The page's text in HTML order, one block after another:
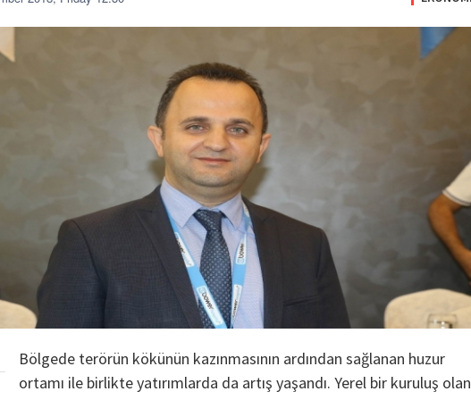
Bölgede terörün kökünün kazınmasının ardından sağlanan huzur
ortamı ile birlikte yatırımlarda da artış yaşandı. Yerel bir kuruluş olan